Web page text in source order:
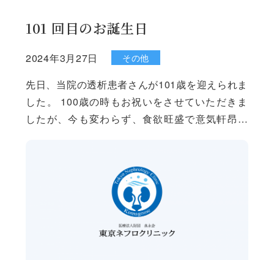
101 回目のお誕生日
2024年3月27日 その他
先日、当院の透析患者さんが101歳を迎えられま
した。 100歳の時もお祝いをさせていただきま
したが、今も変わらず、食欲旺盛で意気軒昂で